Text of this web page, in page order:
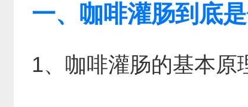
一、咖啡灌肠到底
1、咖啡灌肠的基本原